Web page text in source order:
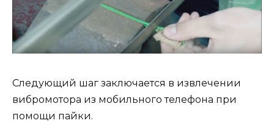
Следующий шаг заключается в извлечении
вибромотора из мобильного телефона при
помощи пайки.